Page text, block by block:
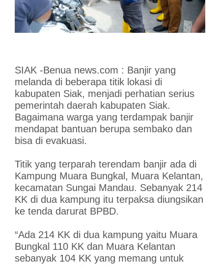
SIAK -Benua news.com : Banjir yang
melanda di beberapa titik lokasi di
kabupaten Siak, menjadi perhatian serius
pemerintah daerah kabupaten Siak.
Bagaimana warga yang terdampak banjir
mendapat bantuan berupa sembako dan
bisa di evakuasi.
Titik yang terparah terendam banjir ada di
Kampung Muara Bungkal, Muara Kelantan,
kecamatan Sungai Mandau. Sebanyak 214
KK di dua kampung itu terpaksa diungsikan
ke tenda darurat BPBD.
“Ada 214 KK di dua kampung yaitu Muara
Bungkal 110 KK dan Muara Kelantan
sebanyak 104 KK yang memang untuk